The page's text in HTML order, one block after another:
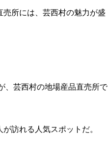
所には、芸西村の魅力が盛
、芸西村の地場産品直売所で
訪れる人気スポットだ。